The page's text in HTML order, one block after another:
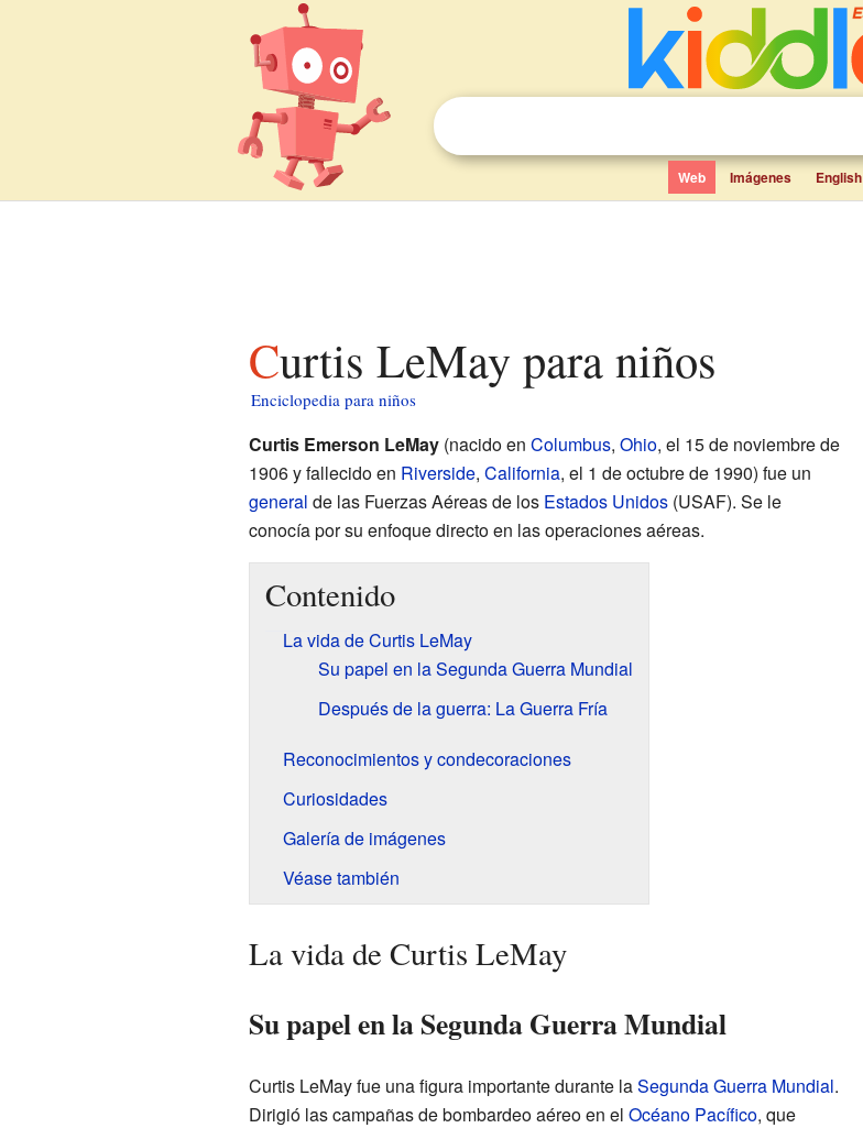
Web Imágenes English
Curtis LeMay para niños
Enciclopedia para niños
Curtis Emerson LeMay(nacido en Columbus, Ohio, el 15 de noviembre de
1906 y fallecido en Riverside, California, el 1 de octubre de 1990) fue un
general de las Fuerzas Aéreas de los Estados Unidos(USAF). Se le
conocía por su enfoque directo en las operaciones aéreas.
Contenido
La vida de Curtis LeMay
Su papel en la Segunda Guerra Mundial
Después de la guerra: La Guerra Fría
Reconocimientos y condecoraciones
Curiosidades
Galería de imágenes
Véase también
La vida de Curtis LeMay
Su papel en la Segunda Guerra Mundial
Curtis LeMay fue una figura importante durante laSegunda Guerra Mundial.
Dirigió las campañas de bombardeo aéreo en el Océano Pacífico, que